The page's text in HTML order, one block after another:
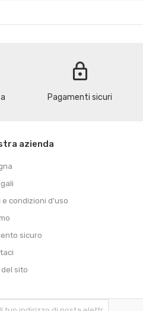
lock
Pagamenti sicuri
azienda
e condizioni d'uso
sicuro
sito